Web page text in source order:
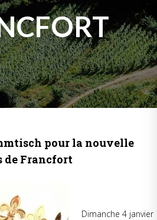
pour la nouvelle
de Francfort
Dimanche 4 janvier